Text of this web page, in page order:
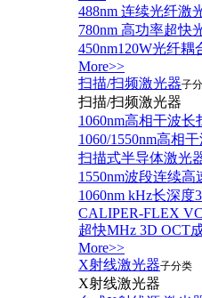
488nm 连续光纤激
780nm 高功率超快
450nm120W光纤耦
More>>
扫描/扫频激光器子
扫描/扫频激光器
1060nm高相干波长
1060/1550nm高相
扫描式半导体激光
1550nm波段连续
1060nm kHz长深
CALIPER-FLEX
超快MHz 3D OCT
More>>
X射线激光器子分类
X射线激光器